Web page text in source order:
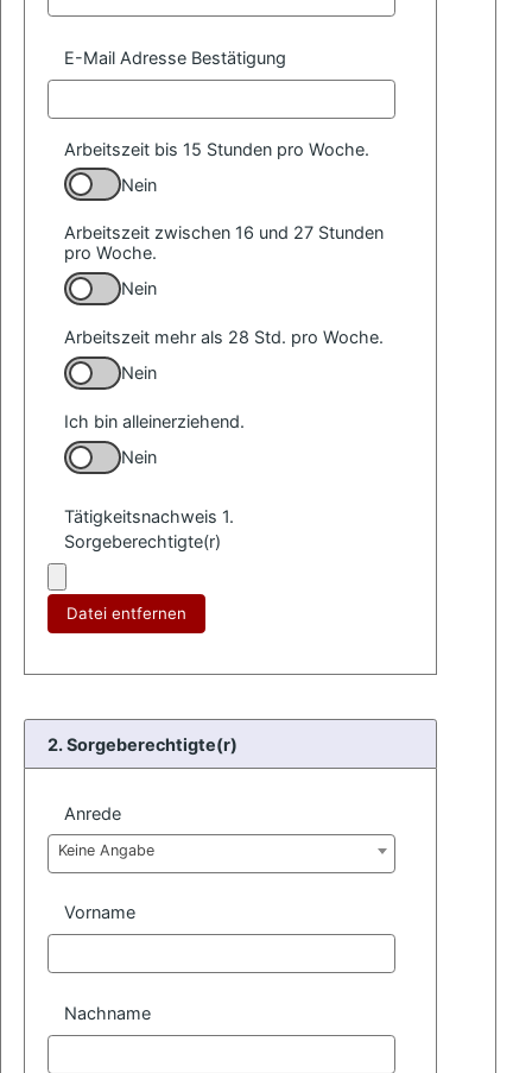
E-Mail Adresse Bestätigung
Arbeitszeit bis 15 Stunden pro Woche.
Nein
Arbeitszeit zwischen 16 und 27 Stunden
pro Woche.
Nein
Arbeitszeit mehr als 28 Std. pro Woche.
Nein
Ich bin alleinerziehend.
Nein
Tätigkeitsnachweis 1.
Sorgeberechtigte(r)
Datei entfernen
2. Sorgeberechtigte(r)
Anrede
Keine Angabe
Vorname
Nachname